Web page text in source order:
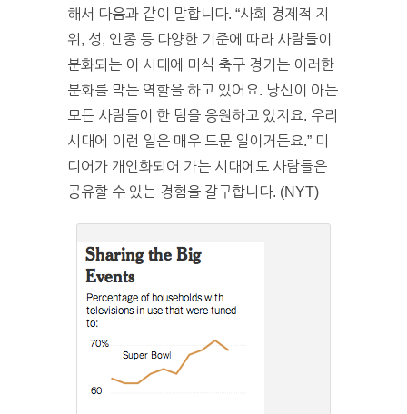
해서 다음과 같이 말합니다. “사회 경제적 지
위, 성, 인종 등 다양한 기준에 따라 사람들이
분화되는 이 시대에 미식 축구 경기는 이러한
분화를 막는 역할을 하고 있어요. 당신이 아는
모든 사람들이 한 팀을 응원하고 있지요. 우리
시대에 이런 일은 매우 드문 일이거든요.” 미
디어가 개인화되어 가는 시대에도 사람들은
공유할 수 있는 경험을 갈구합니다. (NYT)